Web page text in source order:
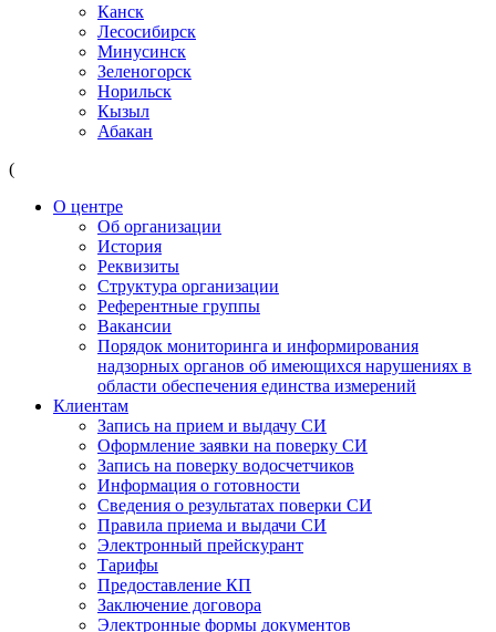
Канск
Лесосибирск
Минусинск
Зеленогорск
Норильск
Кызыл
Абакан
(
О центре
Об организации
История
Реквизиты
Структура организации
Референтные группы
Вакансии
Порядок мониторинга и информирования
надзорных органов об имеющихся нарушениях в
области обеспечения единства измерений
Клиентам
Запись на прием и выдачу СИ
Оформление заявки на поверку СИ
Запись на поверку водосчетчиков
Информация о готовности
Сведения о результатах поверки СИ
Правила приема и выдачи СИ
Электронный прейскурант
Тарифы
Предоставление КП
Заключение договора
Электронные формы документов